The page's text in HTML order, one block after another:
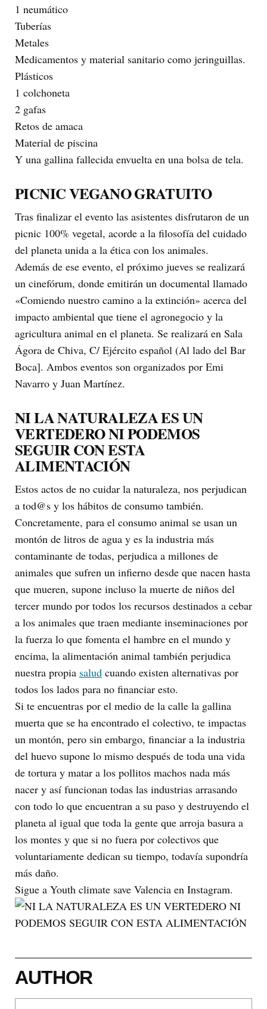
1 neumático
Tuberías
Metales
Medicamentos y material sanitario como jeringuillas.
Plásticos
1 colchoneta
2 gafas
Retos de amaca
Material de piscina
Y una gallina fallecida envuelta en una bolsa de tela.
PICNIC VEGANO GRATUITO
Tras finalizar el evento las asistentes disfrutaron de un
picnic 100% vegetal, acorde a la filosofía del cuidado
del planeta unida a la ética con los animales.
Además de ese evento, el próximo jueves se realizará
un cinefórum, donde emitirán un documental llamado
«Comiendo nuestro camino a la extinción» acerca del
impacto ambiental que tiene el agronegocio y la
agricultura animal en el planeta. Se realizará en Sala
Ágora de Chiva, C/ Ejército español (Al lado del Bar
Boca]. Ambos eventos son organizados por Emi
Navarro y Juan Martínez.
NI LA NATURALEZA ES UN
VERTEDERO NI PODEMOS
SEGUIR CON ESTA
ALIMENTACIÓN
Estos actos de no cuidar la naturaleza, nos perjudican
a tod@s y los hábitos de consumo también.
Concretamente, para el consumo animal se usan un
montón de litros de agua y es la industria más
contaminante de todas, perjudica a millones de
animales que sufren un infierno desde que nacen hasta
que mueren, supone incluso la muerte de niños del
tercer mundo por todos los recursos destinados a cebar
a los animales que traen mediante inseminaciones por
la fuerza lo que fomenta el hambre en el mundo y
encima, la alimentación animal también perjudica
nuestra propia salud cuando existen alternativas por
todos los lados para no financiar esto.
Si te encuentras por el medio de la calle la gallina
muerta que se ha encontrado el colectivo, te impactas
un montón, pero sin embargo, financiar a la industria
del huevo supone lo mismo después de toda una vida
de tortura y matar a los pollitos machos nada más
nacer y así funcionan todas las industrias arrasando
con todo lo que encuentran a su paso y destruyendo el
planeta al igual que toda la gente que arroja basura a
los montes y que si no fuera por colectivos que
voluntariamente dedican su tiempo, todavía supondría
más daño.
Sigue a Youth climate save Valencia en Instagram.
AUTHOR